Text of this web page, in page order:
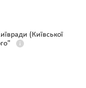
(Київської